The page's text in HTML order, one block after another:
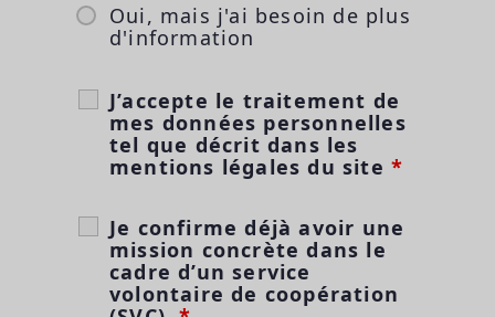
Oui, mais j'ai besoin de plus
d'information
J’accepte le traitement de
mes données personnelles
tel que décrit dans les
mentions légales du site *
Je confirme déjà avoir une
mission concrète dans le
cadre d’un service
volontaire de coopération